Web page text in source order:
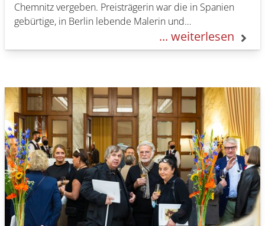
Chemnitz vergeben. Preisträgerin war die in Spanien
gebürtige, in Berlin lebende Malerin und…
... weiterlesen